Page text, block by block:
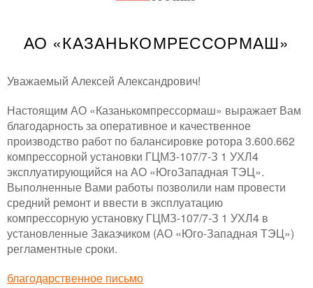
АО «КАЗАНЬКОМРЕССОРМАШ»
Уважаемый Алексей Александрович!
Настоящим АО «Казанькомпрессормаш» выражает Вам
благодарность за оперативное и качественное
производство работ по балансировке ротора 3.600.662
компрессорной установки ГЦМЗ-107/7-З 1 УХЛ4
эксплуатирующийся на АО «ЮгоЗападная ТЭЦ».
Выполненные Вами работы позволили нам провести
средний ремонт и ввести в эксплуатацию
компрессорную установку ГЦМЗ-107/7-З 1 УХЛ4 в
установленные Заказчиком (АО «Юго-Западная ТЭЦ»)
регламентные сроки.
благодарственное письмо